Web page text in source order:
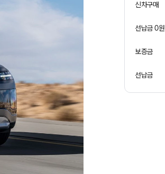
신차구매
선납금 0원
보증금
선납금